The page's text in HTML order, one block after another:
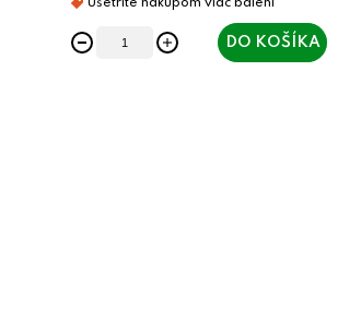
o
o
DO KOŠÍKA